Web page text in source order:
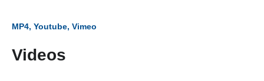
MP4, Youtube, Vimeo
Videos